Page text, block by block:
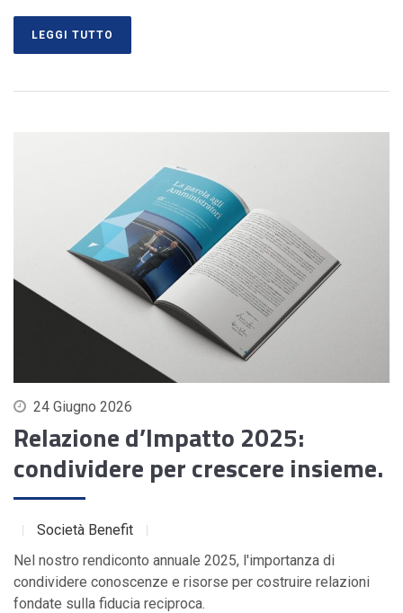
LEGGI TUTTO
24 Giugno 2026
Relazione d’Impatto 2025:
condividere per crescere insieme.
Società Benefit
Nel nostro rendiconto annuale 2025, l'importanza di
condividere conoscenze e risorse per costruire relazioni
fondate sulla fiducia reciproca.